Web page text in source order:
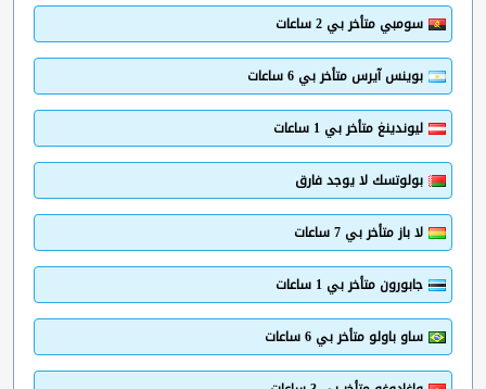
سومبي متأخر بي 2 ساعات
بوينس آيرس متأخر بي 6 ساعات
ليوندينغ متأخر بي 1 ساعات
بولوتسك لا يوجد فارق
لا باز متأخر بي 7 ساعات
جابورون متأخر بي 1 ساعات
ساو باولو متأخر بي 6 ساعات